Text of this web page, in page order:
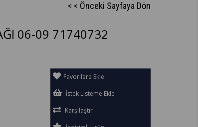
< < Önceki Sayfaya Dön
06-09 71740732
Favorilere Ekle
İstek Listeme Ekle
Karşılaştır